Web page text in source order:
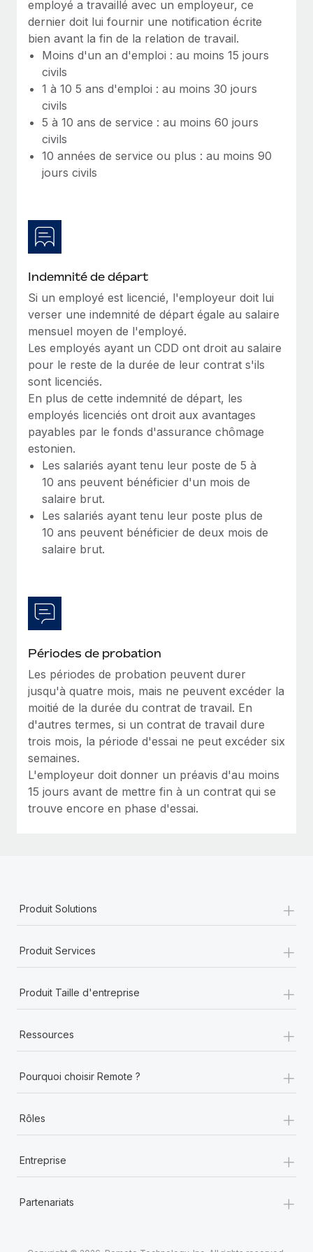
Création d’entité
Établissez des entités rapidement et en toute
conformité
Mobilité et déménagement international
Organisez facilement le déménagement de vos
employés
Avantages sociaux
Gérez facilement les avantages sociaux
Intégration Remote x BambooHR : du local à
l’international, le recrutement sans changer de
plateforme
Impact Les clients BambooHR peuvent désormais
embaucher et gérer les employés internationaux...
En savoir plus
Explorer le blog
Mises à jour des produits de Remote :
Intégrations Gusto et Xero et Gestion des
freelances Plus
Remote a toujours pour mission d'aider les entreprises de
toute taille à embaucher, gérer et payer...
Comment Phiture gère ses 55 employés
répartis dans 19 pays grâce à Remote
Phiture, un leader notable du conseil en matière de
croissance mobile internationale, encourage les...
En savoir plus
employé a travaillé avec un employeur, ce
dernier doit lui fournir une notification écrite
bien avant la fin de la relation de travail.
Moins d'un an d'emploi : au moins 15 jours
civils
1 à 10 5 ans d'emploi : au moins 30 jours
civils
5 à 10 ans de service : au moins 60 jours
civils
10 années de service ou plus : au moins 90
jours civils
Indemnité de départ
Si un employé est licencié, l'employeur doit lui
verser une indemnité de départ égale au salaire
mensuel moyen de l'employé.
Les employés ayant un CDD ont droit au salaire
pour le reste de la durée de leur contrat s'ils
sont licenciés.
En plus de cette indemnité de départ, les
employés licenciés ont droit aux avantages
payables par le fonds d'assurance chômage
estonien.
Les salariés ayant tenu leur poste de 5 à
10 ans peuvent bénéficier d'un mois de
salaire brut.
Les salariés ayant tenu leur poste plus de
10 ans peuvent bénéficier de deux mois de
salaire brut.
Périodes de probation
Les périodes de probation peuvent durer
jusqu'à quatre mois, mais ne peuvent excéder la
moitié de la durée du contrat de travail. En
d'autres termes, si un contrat de travail dure
trois mois, la période d'essai ne peut excéder six
semaines.
L'employeur doit donner un préavis d'au moins
15 jours avant de mettre fin à un contrat qui se
trouve encore en phase d'essai.
Produit Solutions +
Produit Services +
Produit Taille d'entreprise +
Ressources +
Pourquoi choisir Remote ? +
Rôles +
Entreprise +
Partenariats +